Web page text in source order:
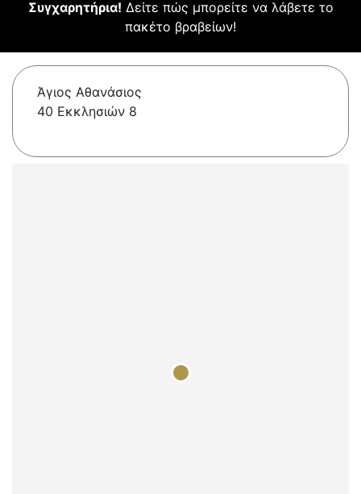
Συγχαρητήρια! Δείτε πώς μπορείτε να λάβετε το
πακέτο βραβείων!
Άγιος Αθανάσιος
40 Εκκλησιών 8